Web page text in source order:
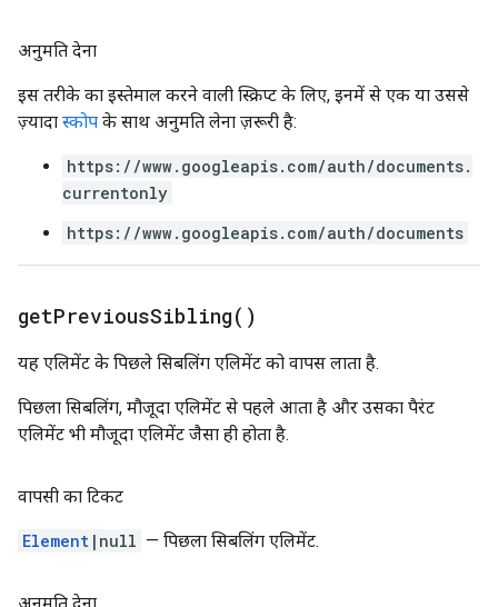
अनुमति देना
इस तरीके का इस्तेमाल करने वाली स्क्रिप्ट के लिए, इनमें से एक या उससे
ज़्यादा स्कोप के साथ अनुमति लेना ज़रूरी है:
https://www.googleapis.com/auth/documents.
currentonly
https://www.googleapis.com/auth/documents
getPreviousSibling( )
यह एलिमेंट के पिछले सिबलिंग एलिमेंट को वापस लाता है.
पिछला सिबलिंग, मौजूदा एलिमेंट से पहले आता है और उसका पैरंट
एलिमेंट भी मौजूदा एलिमेंट जैसा ही होता है.
वापसी का टिकट
Element |null — पिछला सिबलिंग एलिमेंट.